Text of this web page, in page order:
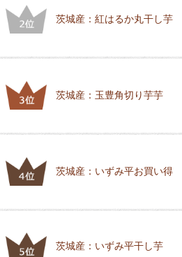
茨城産：紅はるか丸干し芋
茨城産：玉豊角切り芋芋
茨城産：いずみ平お買い得
茨城産：いずみ平干し芋